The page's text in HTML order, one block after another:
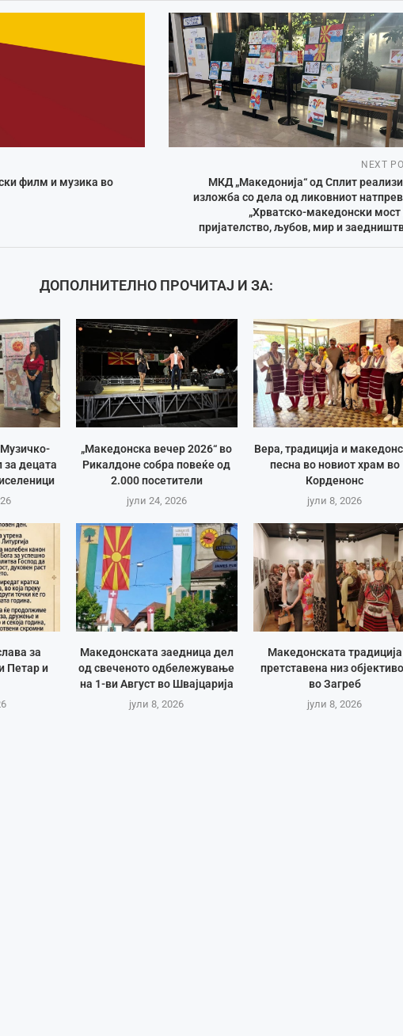
филм и музика во
NEXT
МКД „Македонија“ од Сплит
изложба со дела од ликовниот
„Хрватско-македонски мост
пријателство, љубов, мир и
ДОПОЛНИТЕЛНО ПРОЧИТАЈ И ЗА:
децата
„Македонска вечер 2026“ во
Рикалдоне собра повеќе од
2.000 посетители
јули 24, 2026
Вера, традиција и
песна во новиот храм во
Корденонс
јули 8, 2026
за
Петар и
Македонската заедница дел
од свеченото одбележување
на 1-ви Август во Швајцарија
јули 8, 2026
Македонската традиција
претставена низ
во Загреб
јули 8, 2026